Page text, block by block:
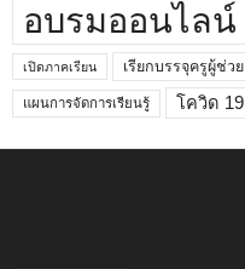
อบรมออนไลน์
เปิดภาคเรียน เรียกบรรจุครูผู้ช่วย
แผนการจัดการเรียนรู้ โควิด 19